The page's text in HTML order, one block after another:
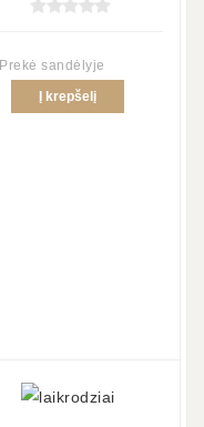
Prekė sandėlyje
Į krepšelį